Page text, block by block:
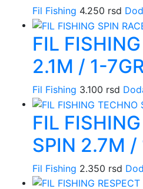
Fil Fishing 4.250 rsd
FIL
2.1M / 1-
Fil Fishing 3.100 rsd
FIL
SPIN 2.7M
Fil Fishing 2.350 rsd